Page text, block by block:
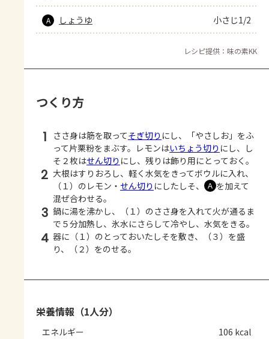
A しょうゆ 小さじ1/2
レシピ提供：味の素KK
つくり方
1 ささ身は筋を取ってそぎ切り にし、「やさしお」をふ
って片栗粉をまぶす。レモンはいちょう切り にし、し
そ２枚はせん切り にし、残りは飾り用にとっておく。
2 大根はすりおろし、軽く水気をきってボウルに入れ、
（１）のレモン・ せん切り にしたしそ、 Ａ を加えて
混ぜ合わせる。
3 鍋に湯を沸かし、（１）のささ身を入れて火が通るま
で５分加熱し、氷水にさらして冷やし、水気をきる。
4 器に（１）のとっておいたしそを敷き、（３）を盛
り、（２）をのせる。
栄養情報（1人分）
エネルギー 106 kcal